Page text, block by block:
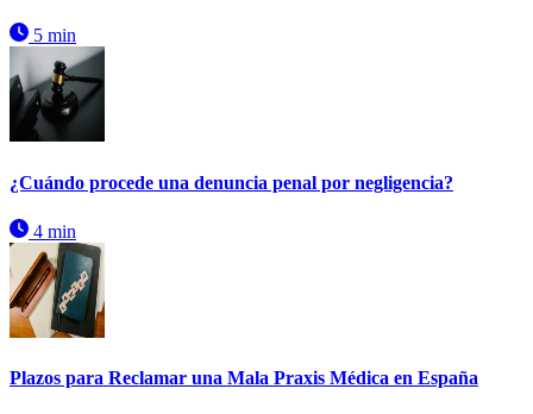
5 min
¿Cuándo procede una denuncia penal por negligencia?
4 min
Plazos para Reclamar una Mala Praxis Médica en España